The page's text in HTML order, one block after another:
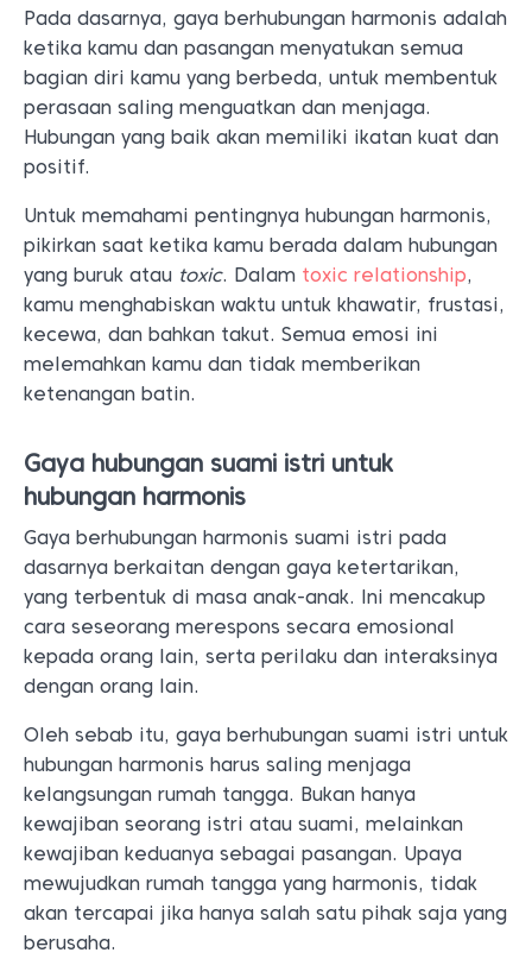
Pada dasarnya,​​ gaya berhubungan harmonis adalah
ketika kamu dan pasangan menyatukan semua
bagian diri kamu yang berbeda, untuk membentuk
perasaan saling menguatkan dan menjaga.
Hubungan yang baik akan memiliki ikatan kuat dan
positif.
Untuk memahami pentingnya hubungan harmonis,
pikirkan saat ketika kamu berada dalam hubungan
yang buruk atau toxic. Dalam toxic relationship,
kamu menghabiskan waktu untuk khawatir, frustasi,
kecewa, dan bahkan takut. Semua emosi ini
melemahkan kamu dan tidak memberikan
ketenangan batin.
Gaya hubungan suami istri untuk
hubungan harmonis
Gaya berhubungan harmonis suami istri pada
dasarnya berkaitan dengan gaya ketertarikan,
yang terbentuk di masa anak-anak. Ini mencakup
cara seseorang merespons secara emosional
kepada orang lain, serta perilaku dan interaksinya
dengan orang lain.
Oleh sebab itu, gaya berhubungan suami istri untuk
hubungan harmonis harus saling menjaga
kelangsungan rumah tangga. Bukan hanya
kewajiban seorang istri atau suami, melainkan
kewajiban keduanya sebagai pasangan. Upaya
mewujudkan rumah tangga yang harmonis, tidak
akan tercapai jika hanya salah satu pihak saja yang
berusaha.